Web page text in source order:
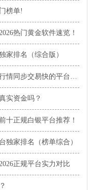
榜单!
热门黄金软件速览！
家排名（综合版）
实资金吗？
十正规白银平台推荐！
独家排名（榜单综合）
正规平台实力对比